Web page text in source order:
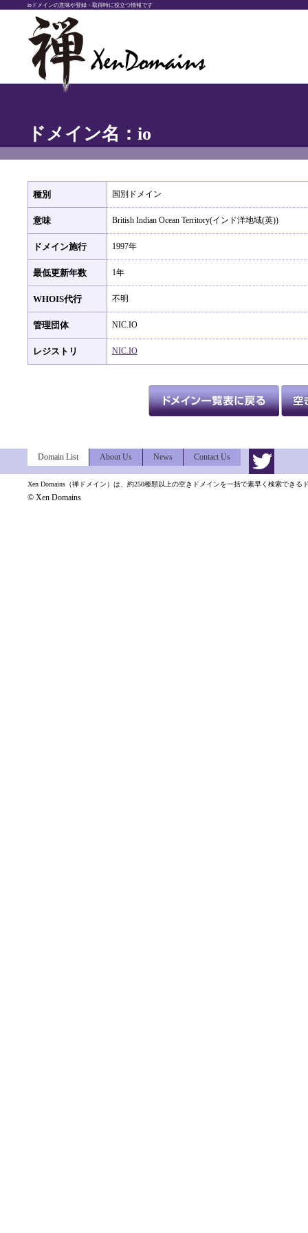
ioドメインの意味や登録・取得時に役立つ情報です
ドメイン名：io
種別 国別ドメイン
意味 British Indian Ocean Territory(インド洋地域(英))
ドメイン施行 1997年
最低更新年数 1年
WHOIS代行 不明
管理団体 NIC.IO
レジストリ NIC.IO
Domain List About Us News Contact Us
Xen Domains（禅ドメイン）は、約250種類以上の空きドメインを一括で素早く検索できる
© Xen Domains